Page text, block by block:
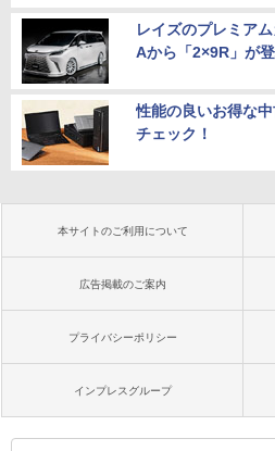
レイズのプレミア
Aから「2×9R」が登
性能の良いお得な
チェック！
本サイトのご利用について
広告掲載のご案内
プライバシーポリシー
インプレスグループ